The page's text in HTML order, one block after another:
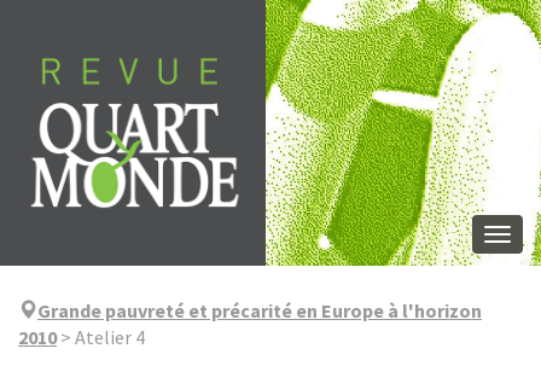
contenu
Grande pauvreté et précarité en Europe à l'horizon
2010> Atelier 4